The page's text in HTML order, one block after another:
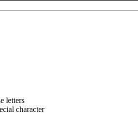
letters
character